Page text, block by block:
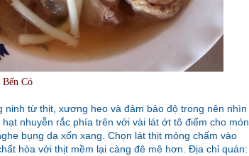
Bến Có
từ thịt, xương heo và đảm bảo độ trong nên nhìn
nhuyễn rắc phía trên với vài lát ớt tô điểm cho món
bụng dạ xốn xang. Chọn lát thịt mỏng chấm vào
hòa với thịt mềm lại càng đê mê hơn. Địa chỉ quán: